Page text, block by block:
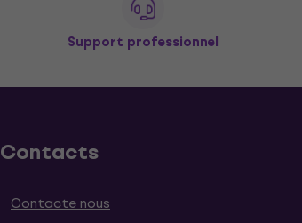
Support professionnel
Contacts
Contacte nous